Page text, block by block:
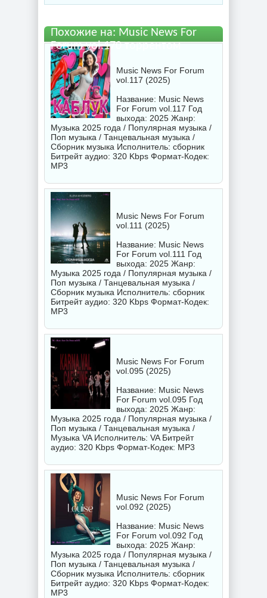
Похожие на: Music News For
Forum vol.170 торрентом
Music News For Forum
vol.117 (2025)
Название: Music News
For Forum vol.117 Год
выхода: 2025 Жанр:
Музыка 2025 года / Популярная музыка /
Поп музыка / Танцевальная музыка /
Сборник музыка Исполнитель: сборник
Битрейт аудио: 320 Kbps Формат-Кодек:
MP3
Music News For Forum
vol.111 (2025)
Название: Music News
For Forum vol.111 Год
выхода: 2025 Жанр:
Музыка 2025 года / Популярная музыка /
Поп музыка / Танцевальная музыка /
Сборник музыка Исполнитель: сборник
Битрейт аудио: 320 Kbps Формат-Кодек:
MP3
Music News For Forum
vol.095 (2025)
Название: Music News
For Forum vol.095 Год
выхода: 2025 Жанр:
Музыка 2025 года / Популярная музыка /
Поп музыка / Танцевальная музыка /
Музыка VA Исполнитель: VAБитрейт
аудио: 320 Kbps Формат-Кодек: MP3
Music News For Forum
vol.092 (2025)
Название: Music News
For Forum vol.092 Год
выхода: 2025 Жанр:
Музыка 2025 года / Популярная музыка /
Поп музыка / Танцевальная музыка /
Сборник музыка Исполнитель: сборник
Битрейт аудио: 320 Kbps Формат-Кодек:
MP3